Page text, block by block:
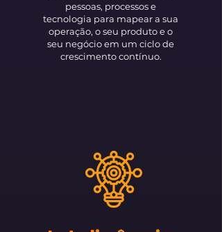
pessoas, processos e
tecnologia para mapear a sua
operação, o seu produto e o
seu negócio em um ciclo de
crescimento contínuo.